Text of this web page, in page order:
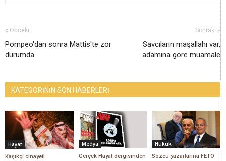
« Önceki
Pompeo'dan sonra Mattis'te zor
durumda
Sonraki »
Savcıların maşallahı var,
adamına göre muamale
KATEGORİNİN SON HABERLERİ
Hayat
Kaşıkçı cinayeti
Medya
Gerçek Hayat dergisinden
Hukuk
Sözcü yazarlarına FETÖ